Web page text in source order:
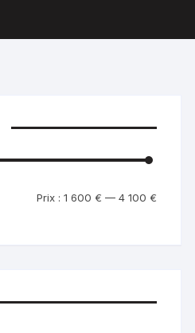
Prix
Prix
Prix : 1 600 € — 4 100 €